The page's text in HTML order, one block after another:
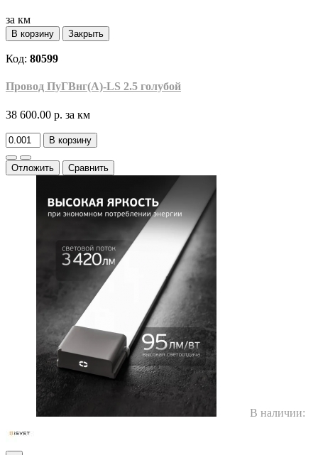
за км
В корзину Закрыть
Код: 80599
Провод ПуГВнг(A)-LS 2.5 голубой
38 600.00 р. за км
В корзину
Отложить Сравнить
В наличии: